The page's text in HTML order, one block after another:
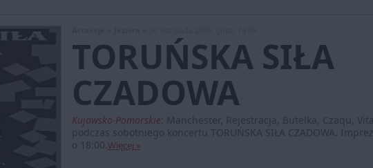
TORUŃSKA SIŁA
CZADOWA
Kujawsko-Pomorskie Manchester, Rejestracja, Butelka, Czaqu,
podczas sobotniego koncertu TORUŃSKA SIŁA CZADOWA.
o 18:00. Więcej »